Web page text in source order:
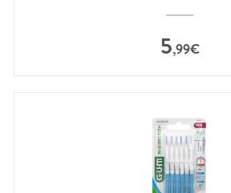
5,99€